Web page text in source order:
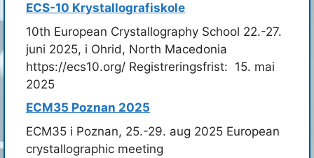
ECS-10 Krystallografiskole
10th European Crystallography School 22.-27.
juni 2025, i Ohrid, North Macedonia
https://ecs10.org/ Registreringsfrist: 15. mai
2025
ECM35 Poznan 2025
ECM35 i Poznan, 25.-29. aug 2025 European
crystallographic meeting